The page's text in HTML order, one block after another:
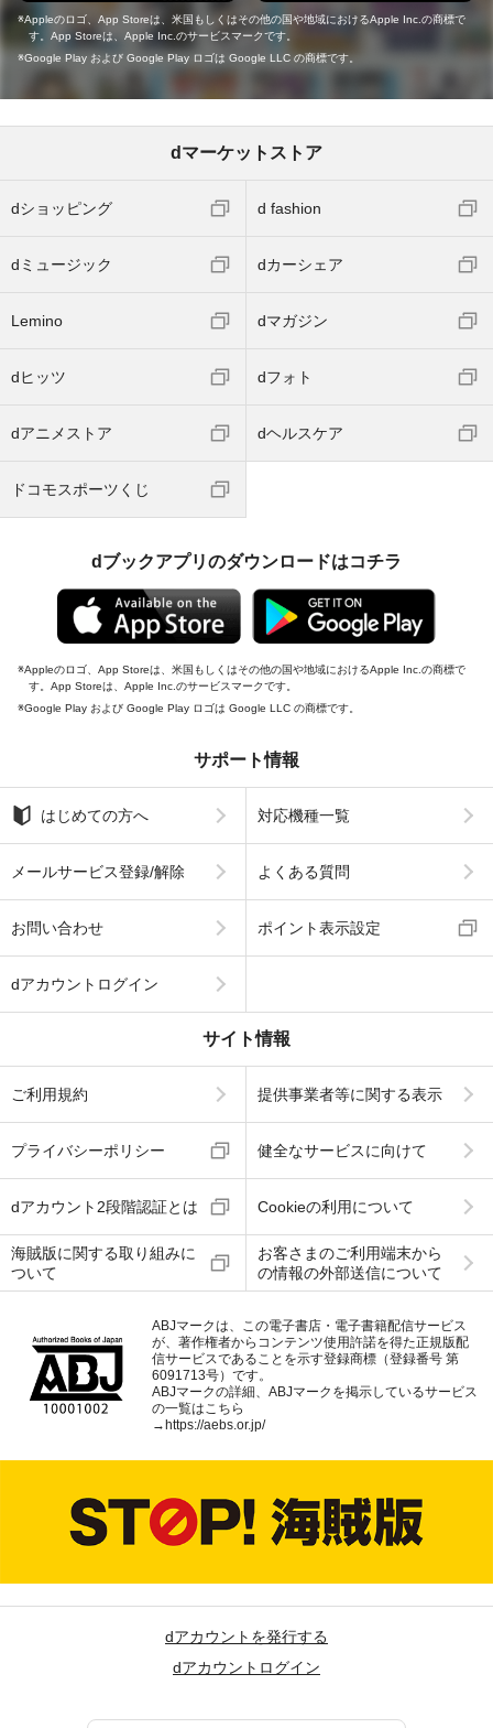
Appleのロゴ、App Storeは、米国もしくはその他の国や地域におけるApple Inc.の商標で
す。App Storeは、Apple Inc.のサービスマークです。
Google Play および Google Play ロゴは Google LLC の商標です。
dマーケットストア
dショッピング d fashion
dミュージック dカーシェア
Lemino dマガジン
dヒッツ dフォト
dアニメストア dヘルスケア
ドコモスポーツくじ
dブックアプリのダウンロードはコチラ
Appleのロゴ、App Storeは、米国もしくはその他の国や地域におけるApple Inc.の商標で
す。App Storeは、Apple Inc.のサービスマークです。
Google Play および Google Play ロゴは Google LLC の商標です。
サポート情報
はじめての方へ 対応機種一覧
メールサービス登録/解除 よくある質問
お問い合わせ ポイント表示設定
dアカウントログイン
サイト情報
ご利用規約 提供事業者等に関する表示
プライバシーポリシー 健全なサービスに向けて
dアカウント2段階認証とは Cookieの利用について
海賊版に関する取り組みに
ついて
お客さまのご利用端末から
の情報の外部送信について
ABJマークは、この電子書店・電子書籍配信サービス
が、著作権者からコンテンツ使用許諾を得た正規版配
信サービスであることを示す登録商標（登録番号 第
6091713号）です。
ABJマークの詳細、ABJマークを掲示しているサービス
の一覧はこちら
→https://aebs.or.jp/
dアカウントを発行する
dアカウントログイン